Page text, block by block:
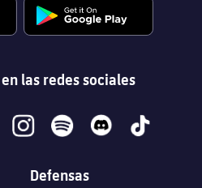
las redes sociales
instagramspotify discord tiktok
Defensas